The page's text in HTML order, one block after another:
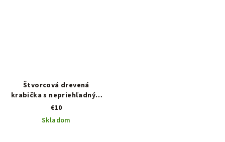
Štvorcová drevená
krabička s nepriehľadným
vekom
€10
Skladom